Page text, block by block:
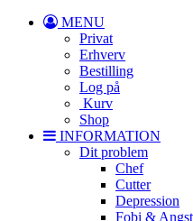
MENU
Privat
Erhverv
Bestilling
Log på
Kurv
Shop
INFORMATION
Dit problem
Chef
Cutter
Depression
Fobi & Angst